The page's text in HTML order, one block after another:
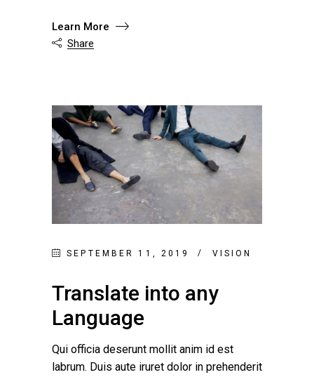
Learn More
 Share
SEPTEMBER 11, 2019 VISION
Translate into any
Language
Qui officia deserunt mollit anim id est
labrum. Duis aute iruret dolor in prehenderit